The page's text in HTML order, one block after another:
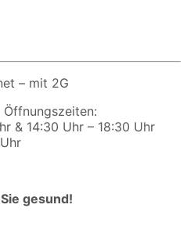
– mit 2G
& 14:30 Uhr – 18:30 Uhr
gesund!